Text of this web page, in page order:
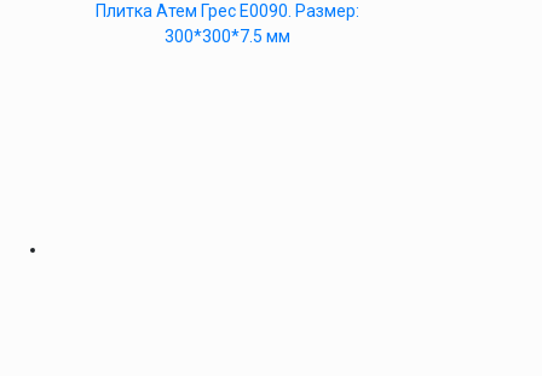
Плитка Атем Грес Е0090. Размер:
300*300*7.5 мм